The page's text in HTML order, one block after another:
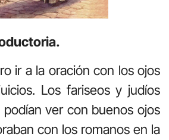
ir a la oración con los ojos
Los fariseos y judíos
ver con buenos ojos
con los romanos en la